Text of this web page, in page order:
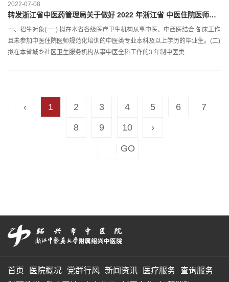
2022-07-08
转发浙江省中医药管理局关于做好 2022 年浙江省 中医住院医师规范化培训招录工作的通知
一、招生对象( 一 ) 拟在本省各级医疗卫生机构从事中医、中西医结合临 床工作
且未参加中医住院医师规范化培训的中医类专业本科及以上学历的毕业生。(二)
拟在本省城乡社区卫生服务机构从事中医全科工作的3 年制中医类...
‹ 1 2 3 4 5 6
7
8
9 10 ›
首页 医院概况 党群行风 新闻资讯 医疗服务
查询服务